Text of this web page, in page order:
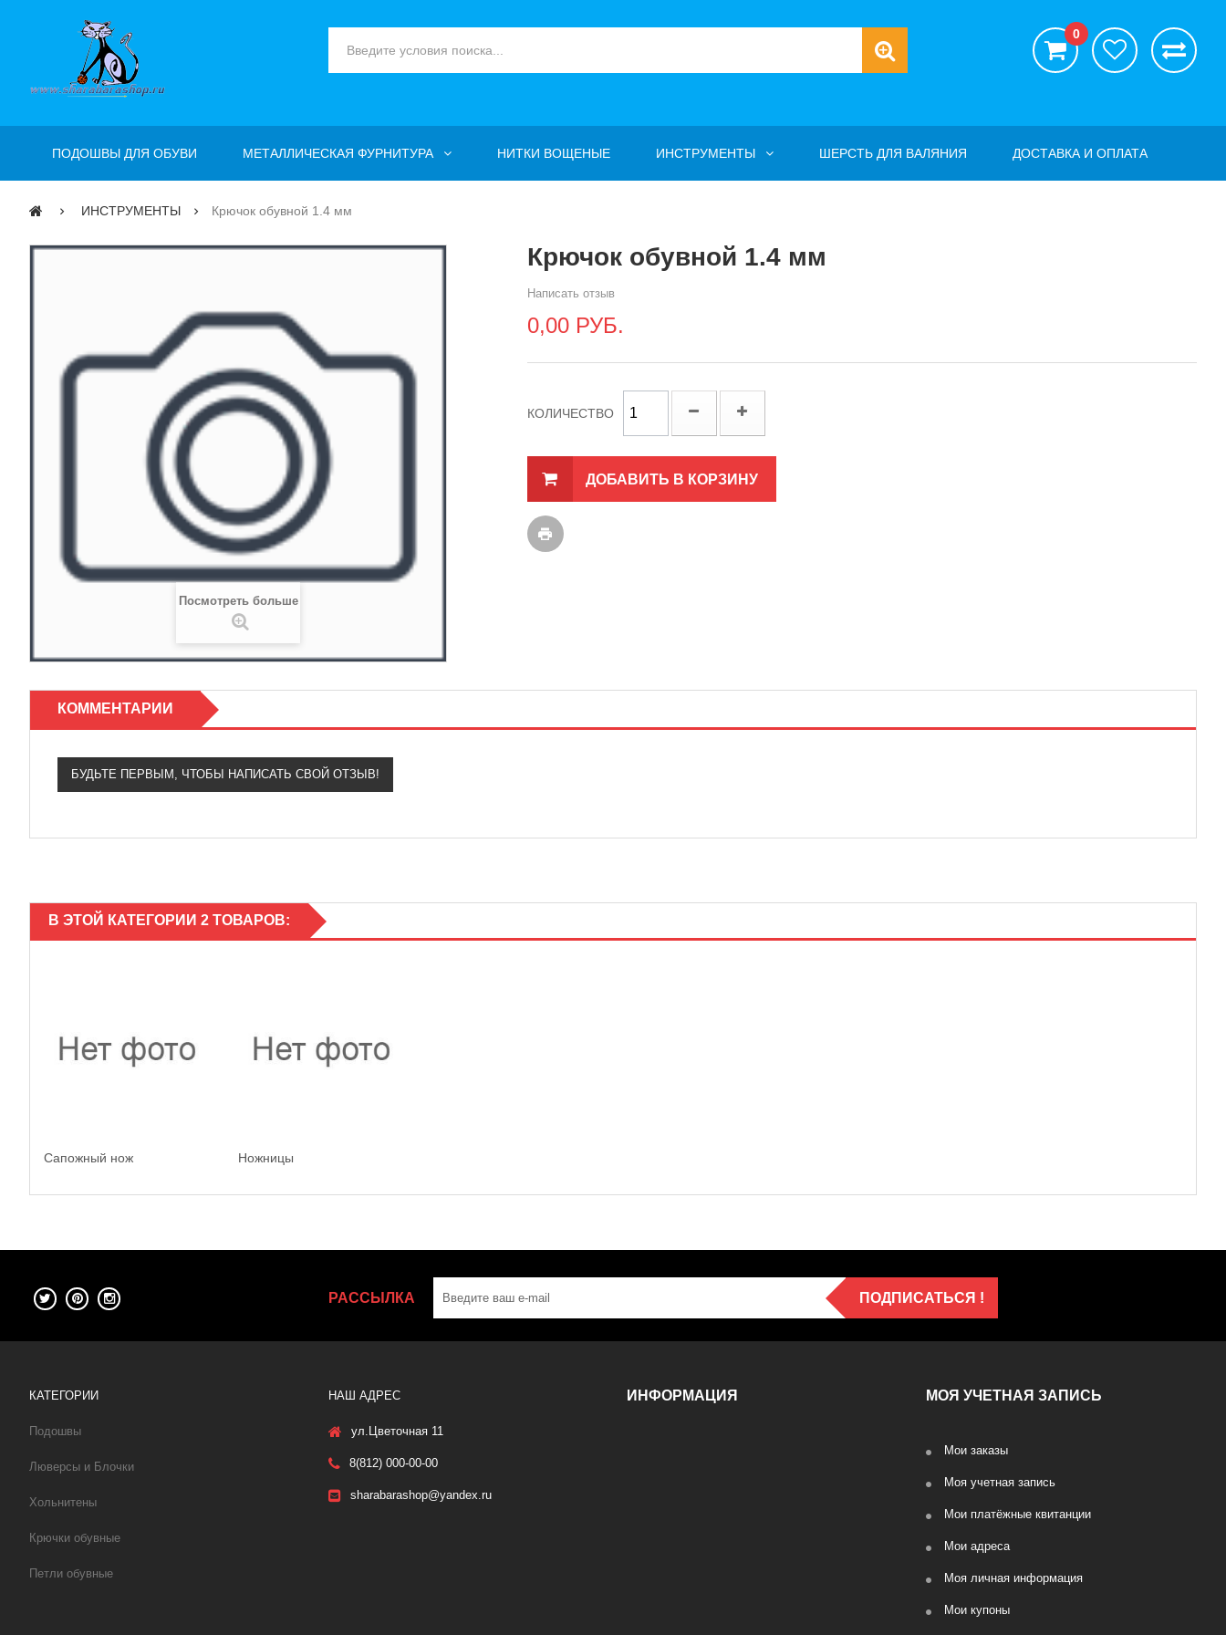
0
ПОДОШВЫ ДЛЯ ОБУВИ МЕТАЛЛИЧЕСКАЯ ФУРНИТУРА НИТКИ ВОЩЕНЫЕ ИНСТРУМЕНТЫ ШЕРСТЬ ДЛЯ ВАЛЯНИЯ ДОСТАВКА И ОПЛАТА
ИНСТРУМЕНТЫ Крючок обувной 1.4 мм
Посмотреть больше
Крючок обувной 1.4 мм
Написать отзыв
0,00 РУБ.
КОЛИЧЕСТВО
ДОБАВИТЬ В КОРЗИНУ
КОММЕНТАРИИ
БУДЬТЕ ПЕРВЫМ, ЧТОБЫ НАПИСАТЬ СВОЙ ОТЗЫВ!
В ЭТОЙ КАТЕГОРИИ 2 ТОВАРОВ:
Сапожный нож Ножницы
РАССЫЛКА ПОДПИСАТЬСЯ !
КАТЕГОРИИ
Подошвы
Люверсы и Блочки
Хольнитены
Крючки обувные
Петли обувные
НАШ АДРЕС
ул.Цветочная 11
8(812) 000-00-00
sharabarashop@yandex.ru
ИНФОРМАЦИЯ МОЯ УЧЕТНАЯ ЗАПИСЬ
Мои заказы
Моя учетная запись
Мои платёжные квитанции
Мои адреса
Моя личная информация
Мои купоны